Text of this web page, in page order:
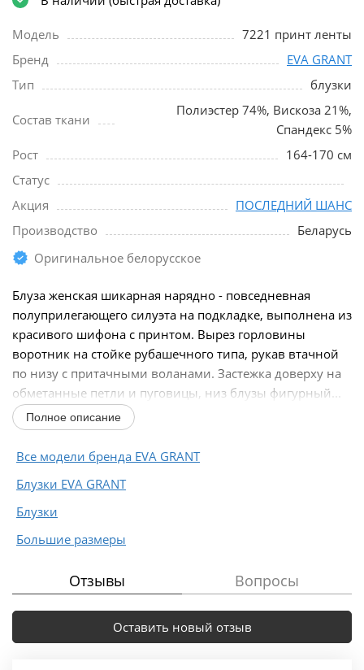
Модель
7221 принт ленты
Бренд
EVA GRANT
Тип
блузки
Состав ткани
Полиэстер 74%, Вискоза 21%,
Спандекс 5%
Рост
164-170 см
Статус
Акция
ПОСЛЕДНИЙ ШАНС
Производство
Беларусь
Оригинальное белорусское
Блуза женская шикарная нарядно - повседневная
полуприлегающего силуэта на подкладке, выполнена из
красивого шифона с принтом. Вырез горловины
воротник на стойке рубашечного типа, рукав втачной
по низу с притачными воланами. Застежка доверху на
обметанные петли и пуговицы, низ блузы фигурный...
Полное описание
Все модели бренда EVA GRANT
Блузки EVA GRANT
Блузки
Большие размеры
Отзывы Вопросы
Оставить новый отзыв